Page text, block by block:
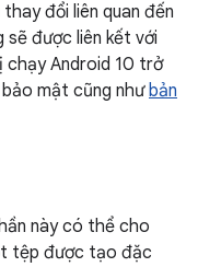
đổi liên quan đến
được liên kết với
chạy Android 10 trở
mật cũng nhưbản
này có thể cho
tệp được tạo đặc